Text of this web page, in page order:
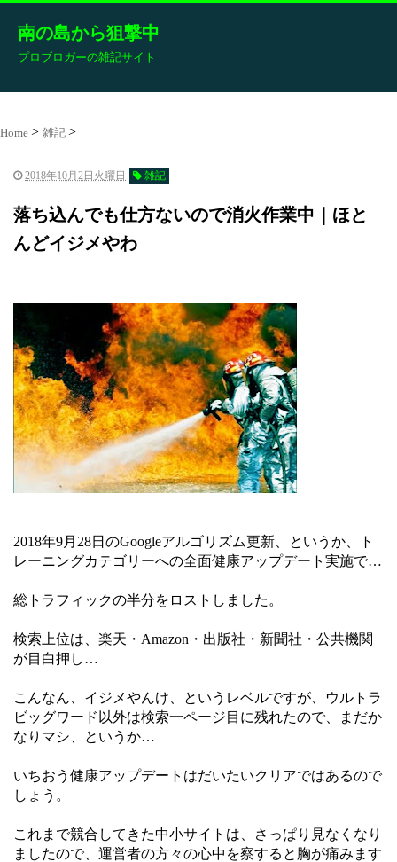
南の島から狙撃中
プロブロガーの雑記サイト
Home 雑記
2018年10月2日火曜日 雑記
落ち込んでも仕方ないので消火作業中｜ほと
んどイジメやわ
2018年9月28日のGoogleアルゴリズム更新、というか、ト
レーニングカテゴリーへの全面健康アップデート実施で…
総トラフィックの半分をロストしました。
検索上位は、楽天・Amazon・出版社・新聞社・公共機関
が目白押し…
こんなん、イジメやんけ、というレベルですが、ウルトラ
ビッグワード以外は検索一ページ目に残れたので、まだか
なりマシ、というか…
いちおう健康アップデートはだいたいクリアではあるので
しょう。
これまで競合してきた中小サイトは、さっぱり見なくなり
ましたので、運営者の方々の心中を察すると胸が痛みます